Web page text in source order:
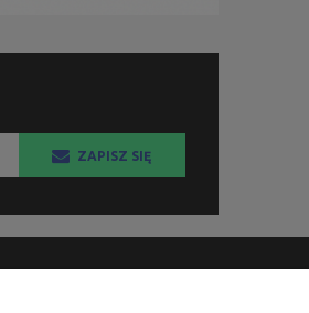
ZAPISZ SIĘ